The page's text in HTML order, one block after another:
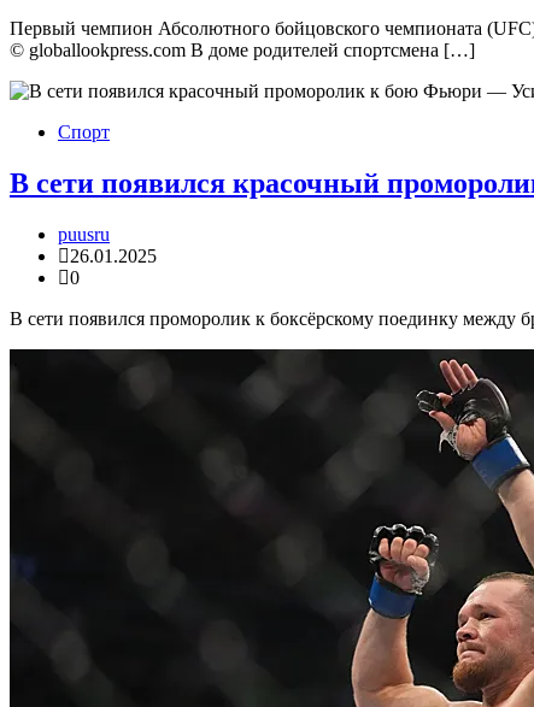
Первый чемпион Абсолютного бойцовского чемпионата
© globallookpress.com В доме родителей спортсмена […]
Спорт
В сети появился красочный
puusru
26.01.2025
0
В сети появился проморолик к боксёрскому поединку